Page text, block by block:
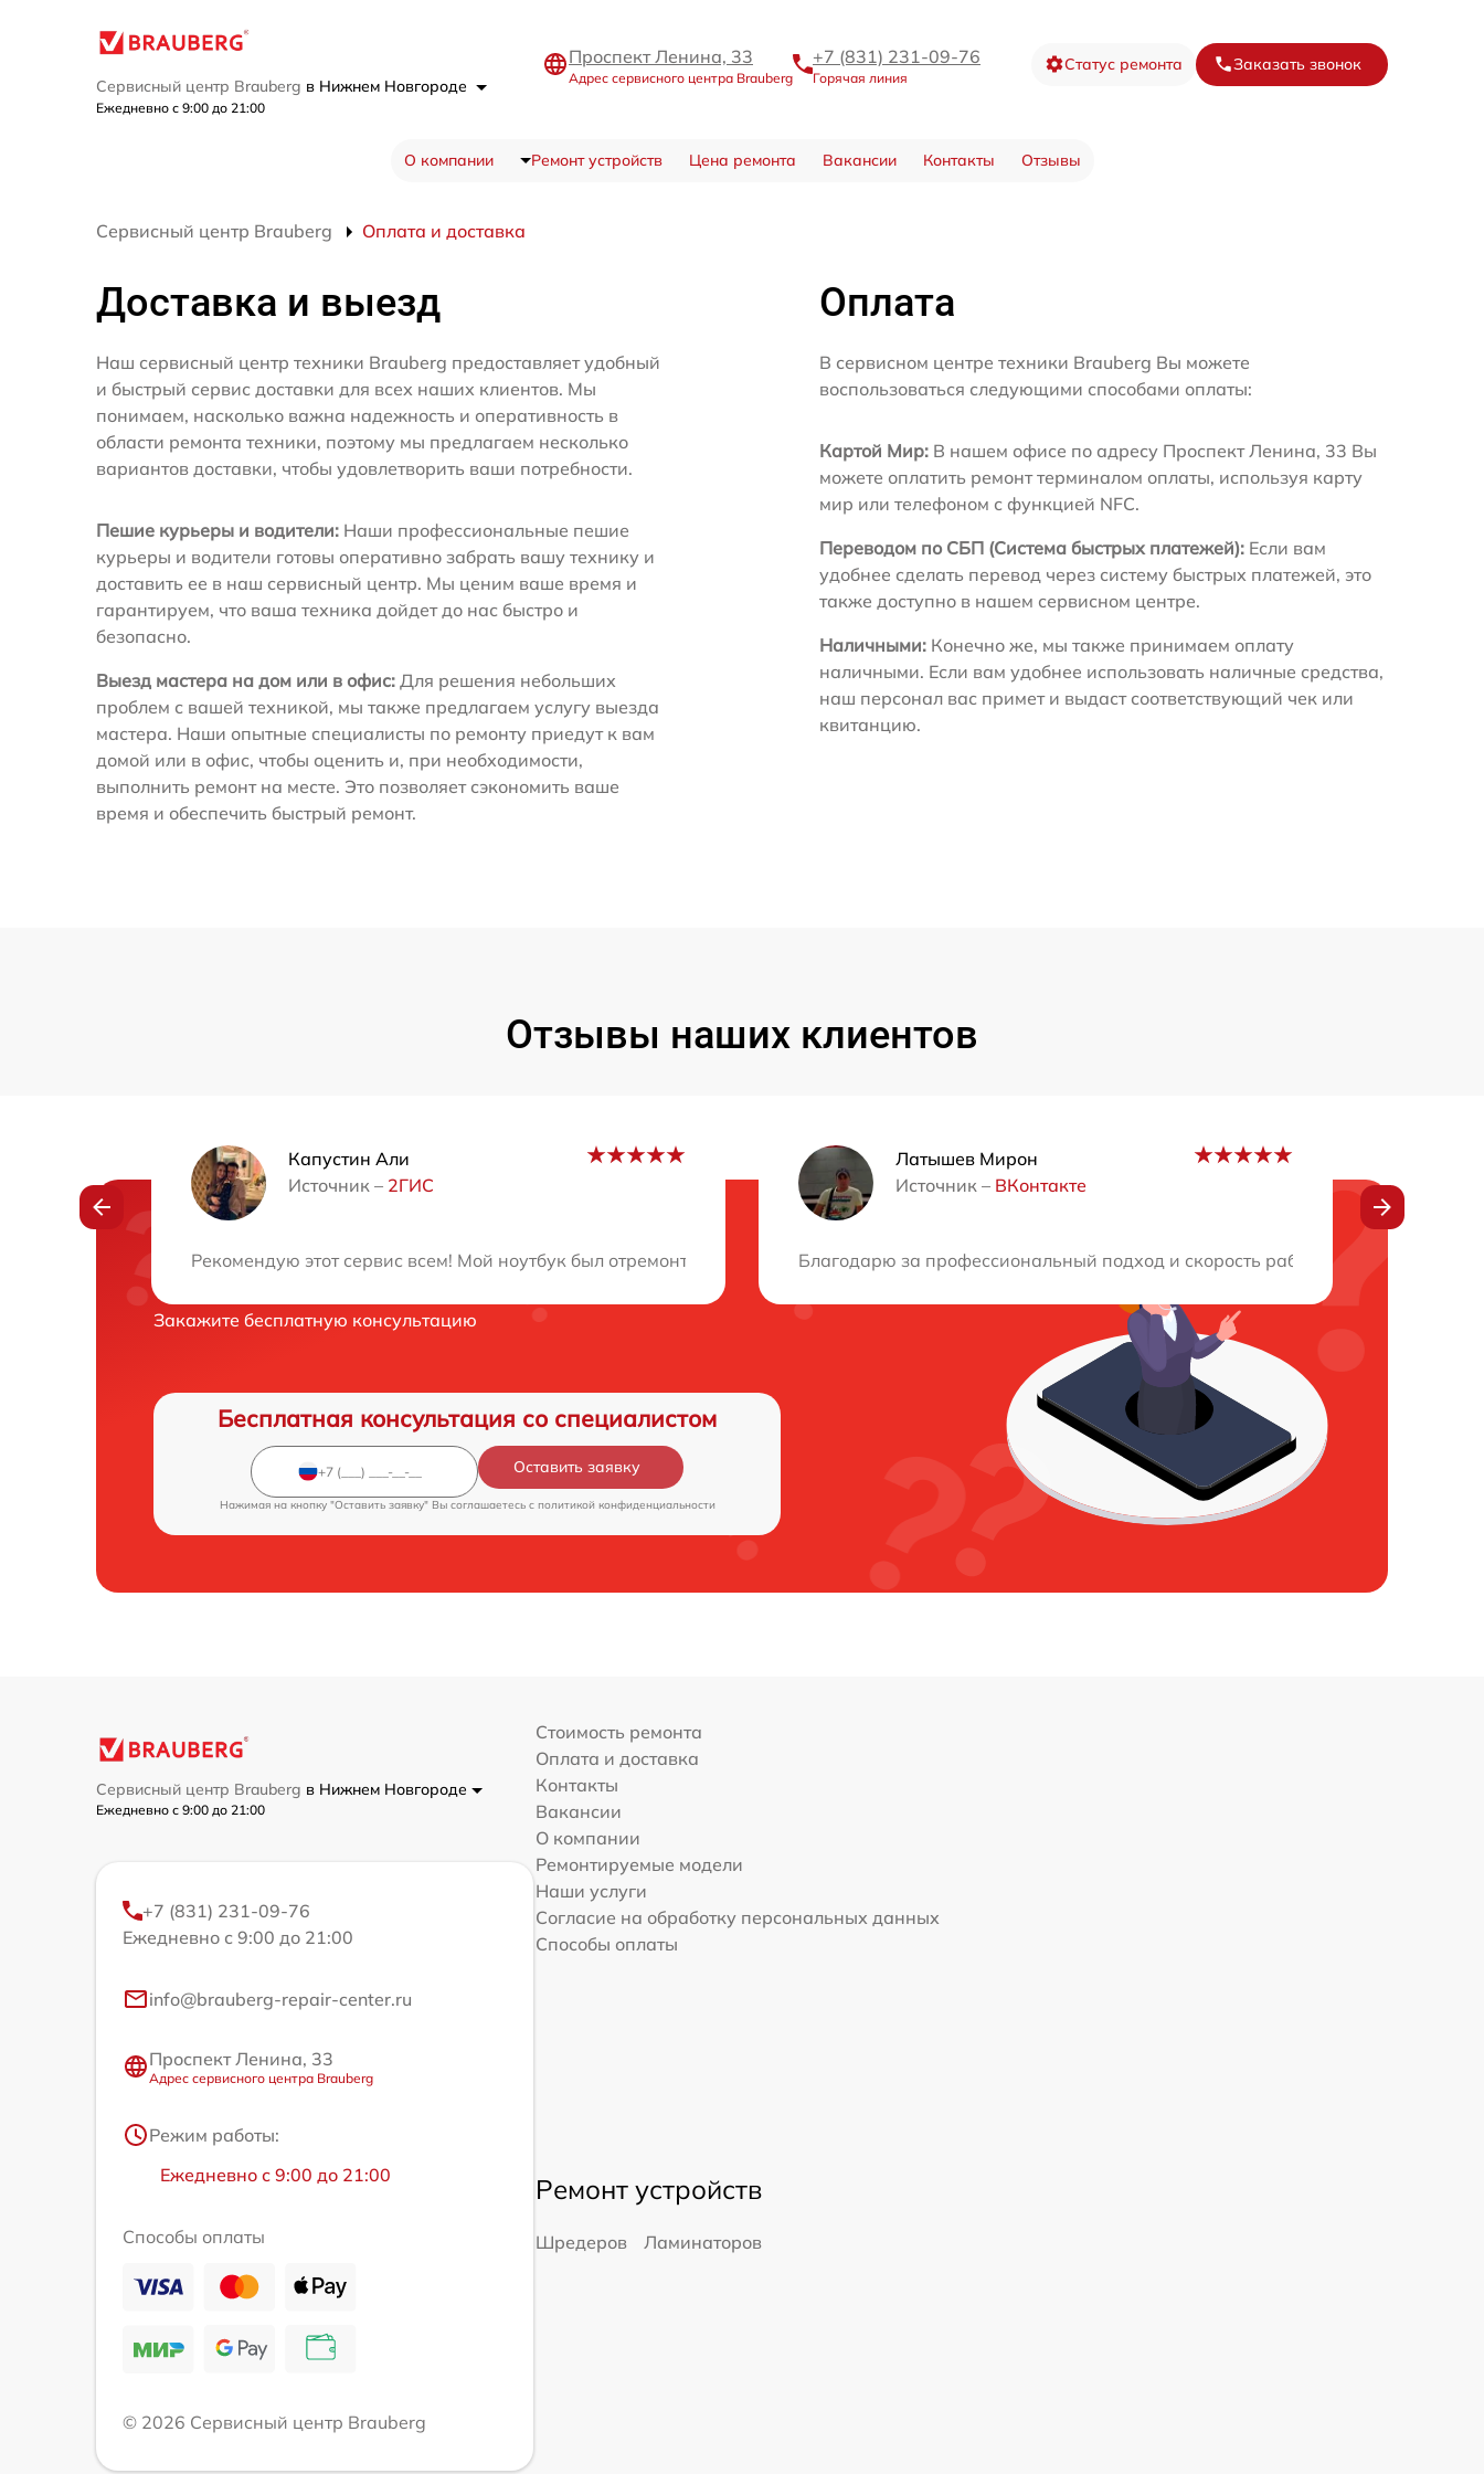
Сервисный центр Brauberg в Нижнем Новгороде
Ежедневно с 9:00 до 21:00
Проспект Ленина, 33
Адрес сервисного центра Brauberg
+7 (831) 231-09-76
Горячая линия
Статус ремонта Заказать звонок
О компании Ремонт устройств Цена ремонта Вакансии Контакты Отзывы
Сервисный центр Brauberg Оплата и доставка
Доставка и выезд
Наш сервисный центр техники Brauberg предоставляет удобный
и быстрый сервис доставки для всех наших клиентов. Мы
понимаем, насколько важна надежность и оперативность в
области ремонта техники, поэтому мы предлагаем несколько
вариантов доставки, чтобы удовлетворить ваши потребности.
Пешие курьеры и водители: Наши профессиональные пешие
курьеры и водители готовы оперативно забрать вашу технику и
доставить ее в наш сервисный центр. Мы ценим ваше время и
гарантируем, что ваша техника дойдет до нас быстро и
безопасно.
Выезд мастера на дом или в офис: Для решения небольших
проблем с вашей техникой, мы также предлагаем услугу выезда
мастера. Наши опытные специалисты по ремонту приедут к вам
домой или в офис, чтобы оценить и, при необходимости,
выполнить ремонт на месте. Это позволяет сэкономить ваше
время и обеспечить быстрый ремонт.
Оплата
В сервисном центре техники Brauberg Вы можете
воспользоваться следующими способами оплаты:
Картой Мир: В нашем офисе по адресу Проспект Ленина, 33 Вы
можете оплатить ремонт терминалом оплаты, используя карту
мир или телефоном с функцией NFC.
Переводом по СБП (Система быстрых платежей): Если вам
удобнее сделать перевод через систему быстрых платежей, это
также доступно в нашем сервисном центре.
Наличными: Конечно же, мы также принимаем оплату
наличными. Если вам удобнее использовать наличные средства,
наш персонал вас примет и выдаст соответствующий чек или
квитанцию.
Отзывы наших клиентов
Капустин Али
Источник – 2ГИС
Рекомендую этот сервис всем! Мой ноутбук был отремонтирован за один день, и мастера выдали гарантию на ремонт. Я доволен полученным
Латышев Мирон
Источник – ВКонтакте
Благодарю за профессиональный подход и скорость работы. В тот же день
Нужна консультация?
Закажите бесплатную консультацию
Бесплатная консультация со специалистом
Оставить заявку
Нажимая на кнопку "Оставить заявку" Вы соглашаетесь c политикой конфиденциальности
Сервисный центр Brauberg в Нижнем Новгороде
Ежедневно с 9:00 до 21:00
+7 (831) 231-09-76
Ежедневно с 9:00 до 21:00
info@brauberg-repair-center.ru
Проспект Ленина, 33
Адрес сервисного центра Brauberg
Режим работы:
Ежедневно с 9:00 до 21:00
Способы оплаты
© 2026 Сервисный центр Brauberg
Стоимость ремонта
Оплата и доставка
Контакты
Вакансии
О компании
Ремонтируемые модели
Наши услуги
Согласие на обработку персональных данных
Способы оплаты
Ремонт устройств
Шредеров Ламинаторов